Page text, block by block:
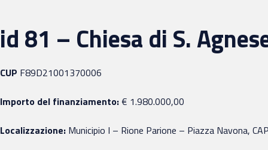
id 81 – Chiesa di S.
CUP F89D21001370006
Importo del finanziamento:€ 1.980.000,00
Localizzazione: Municipio I – Rione Parione – Piazza Navona,